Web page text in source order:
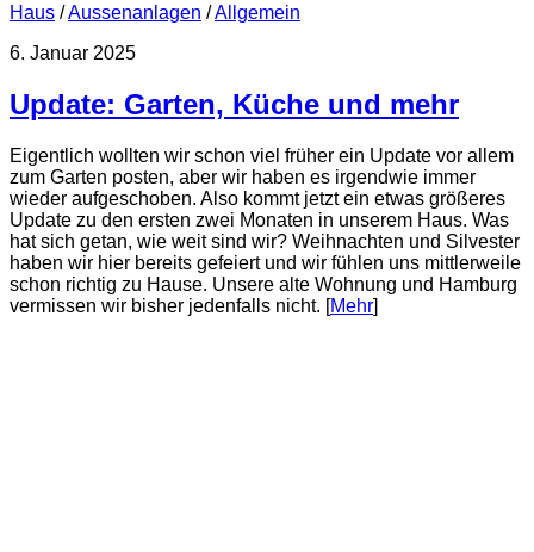
Haus /Aussenanlagen /Allgemein
6. Januar 2025
Update: Garten, Küche und mehr
Eigentlich wollten wir schon viel früher ein Update vor allem
zum Garten posten, aber wir haben es irgendwie immer
wieder aufgeschoben. Also kommt jetzt ein etwas größeres
Update zu den ersten zwei Monaten in unserem Haus. Was
hat sich getan, wie weit sind wir? Weihnachten und Silvester
haben wir hier bereits gefeiert und wir fühlen uns mittlerweile
schon richtig zu Hause. Unsere alte Wohnung und Hamburg
vermissen wir bisher jedenfalls nicht. [Mehr]